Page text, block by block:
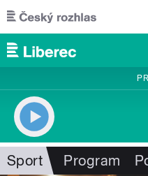
Přejít k hlavnímu obsahu
Sport Program